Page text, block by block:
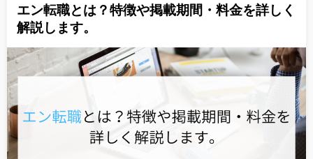
エン転職とは？特徴や掲載期間・料金を詳しく
解説します。